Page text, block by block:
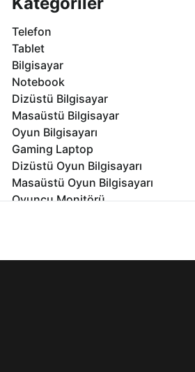
Telefon
Tablet
Bilgisayar
Notebook
Dizüstü Bilgisayar
Masaüstü Bilgisayar
Oyun Bilgisayarı
Gaming Laptop
Dizüstü Oyun Bilgisayarı
Masaüstü Oyun Bilgisayarı
Oyuncu Monitörü